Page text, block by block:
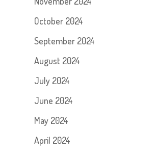
October 2024
September 2024
August 2024
July 2024
June 2024
May 2024
April 2024